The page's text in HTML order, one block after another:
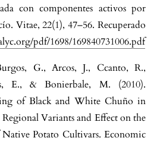
con componentes activos por
Vitae, 22(1), 47–56. Recuperado
pdf/1698/169840731006.pdf
G., Arcos, J., Ccanto, R.,
E., & Bonierbale, M. (2010).
of Black and White Chuño in
Variants and Effect on the
Potato Cultivars. Economic